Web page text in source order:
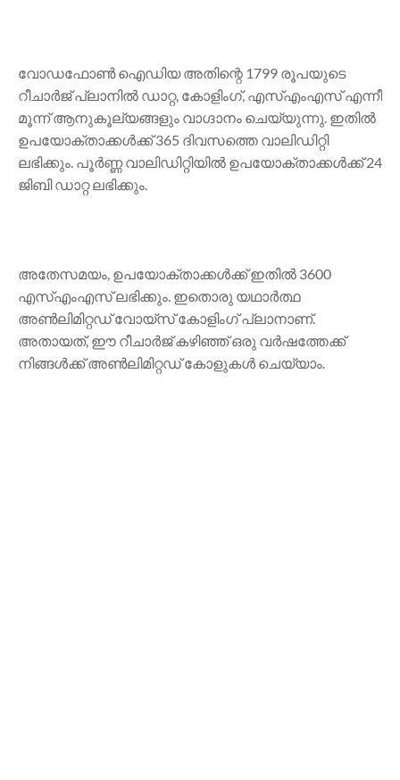
വോഡഫോൺ ഐഡിയ അതിന്റെ 1799 രൂപയുടെ
റീചാർജ് പ്ലാനിൽ ഡാറ്റ, കോളിംഗ്, എസ്എംഎസ് എന്നീ
മൂന്ന് ആനുകൂല്യങ്ങളും വാഗ്ദാനം ചെയ്യുന്നു. ഇതിൽ
ഉപയോക്താക്കൾക്ക് 365 ദിവസത്തെ വാലിഡിറ്റി
ലഭിക്കും. പൂർണ്ണ വാലിഡിറ്റിയിൽ ഉപയോക്താക്കൾക്ക് 24
ജിബി ഡാറ്റ ലഭിക്കും.
അതേസമയം, ഉപയോക്താക്കൾക്ക് ഇതിൽ 3600
എസ്എംഎസ് ലഭിക്കും. ഇതൊരു യഥാർത്ഥ
അൺലിമിറ്റഡ് വോയ്‌സ് കോളിംഗ് പ്ലാനാണ്.
അതായത്, ഈ റീചാർജ് കഴിഞ്ഞ് ഒരു വർഷത്തേക്ക്
നിങ്ങൾക്ക് അൺലിമിറ്റഡ് കോളുകൾ ചെയ്യാം.